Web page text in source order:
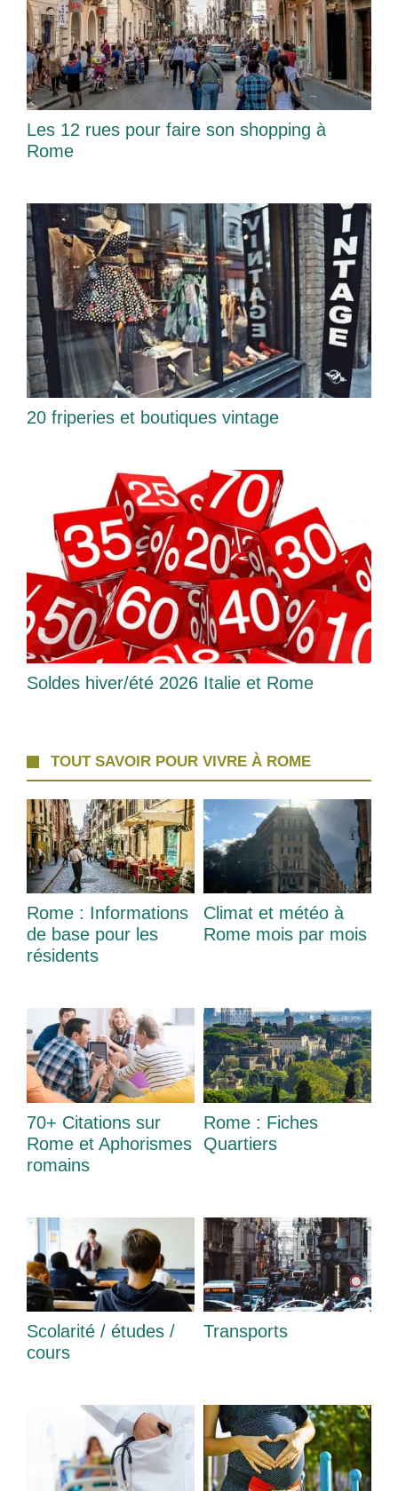
Les 12 rues pour faire son shopping à
Rome
20 friperies et boutiques vintage
Soldes hiver/été 2026 Italie et Rome
TOUT SAVOIR POUR VIVRE À ROME
Rome : Informations
de base pour les
résidents
Climat et météo à
Rome mois par mois
70+ Citations sur
Rome et Aphorismes
romains
Rome : Fiches
Quartiers
Scolarité / études /
cours
Transports